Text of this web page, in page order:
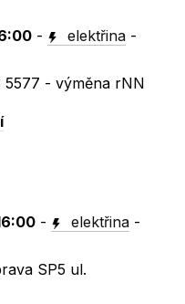
- elektřina -
5577 - výměna rNN
- elektřina -
SP5 ul.